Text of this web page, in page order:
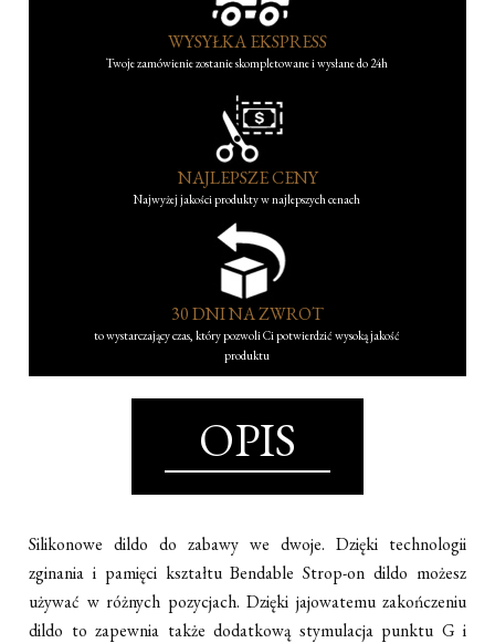
WYSYŁKA EKSPRESS
Twoje zamówienie zostanie skompletowane i wysłane do 24h
NAJLEPSZE CENY
Najwyżej jakości produkty w najlepszych cenach
30 DNI NA ZWROT
to wystarczający czas, który pozwoli Ci potwierdzić wysoką jakość
produktu
OPIS
Silikonowe dildo do zabawy we dwoje. Dzięki technologii
zginania i pamięci kształtu Bendable Strop-on dildo możesz
używać w różnych pozycjach. Dzięki jajowatemu zakończeniu
dildo to zapewnia także dodatkową stymulacja punktu G i